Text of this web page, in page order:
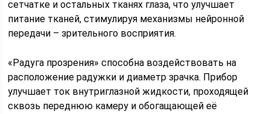
сетчатке и остальных тканях глаза, что улучшает
питание тканей, стимулируя механизмы нейронной
передачи – зрительного восприятия.
«Радуга прозрения» способна воздействовать на
расположение радужки и диаметр зрачка. Прибор
улучшает ток внутриглазной жидкости, проходящей
сквозь переднюю камеру и обогащающей её